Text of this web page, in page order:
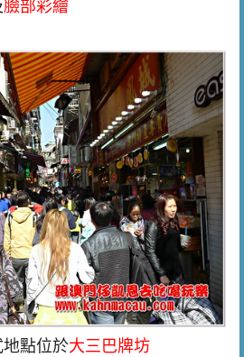
臉部彩繪
點位於大三巴牌坊